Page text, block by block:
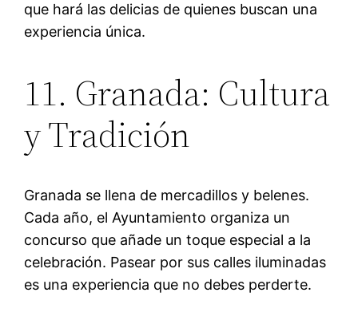
que hará las delicias de quienes buscan una
experiencia única.
11. Granada: Cultura
y Tradición
Granada se llena de mercadillos y belenes.
Cada año, el Ayuntamiento organiza un
concurso que añade un toque especial a la
celebración. Pasear por sus calles iluminadas
es una experiencia que no debes perderte.